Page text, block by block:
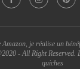
je réalise un
- All Right Reserved.
quiches